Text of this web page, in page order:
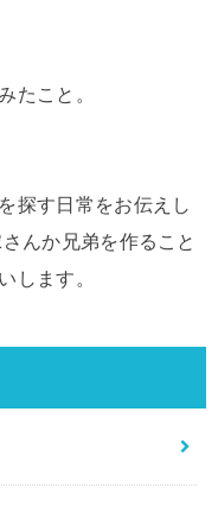
たこと。
探す日常をお伝えし
んか兄弟を作ること
します。